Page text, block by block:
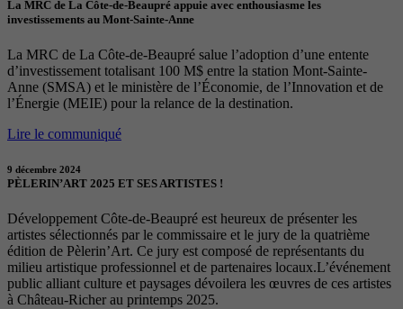
La MRC de La Côte-de-Beaupré appuie avec enthousiasme les
investissements au Mont-Sainte-Anne
La MRC de La Côte-de-Beaupré salue l’adoption d’une entente
d’investissement totalisant 100 M$ entre la station Mont-Sainte-
Anne (SMSA) et le ministère de l’Économie, de l’Innovation et de
l’Énergie (MEIE) pour la relance de la destination.
Lire le communiqué
9 décembre 2024
PÈLERIN’ART 2025 ET SES ARTISTES !
Développement Côte-de-Beaupré est heureux de présenter les
artistes sélectionnés par le commissaire et le jury de la quatrième
édition de Pèlerin’Art. Ce jury est composé de représentants du
milieu artistique professionnel et de partenaires locaux.L’événement
public alliant culture et paysages dévoilera les œuvres de ces artistes
à Château-Richer au printemps 2025.